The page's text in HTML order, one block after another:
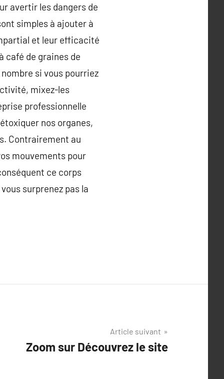
avertir les dangers de
simples à ajouter à
et leur efficacité
café de graines de
si vous pourriez
mixez-les
professionnelle
nos organes,
Contrairement au
mouvements pour
ce corps
surprenez pas la
Article suivant
Zoom sur Découvrez le site